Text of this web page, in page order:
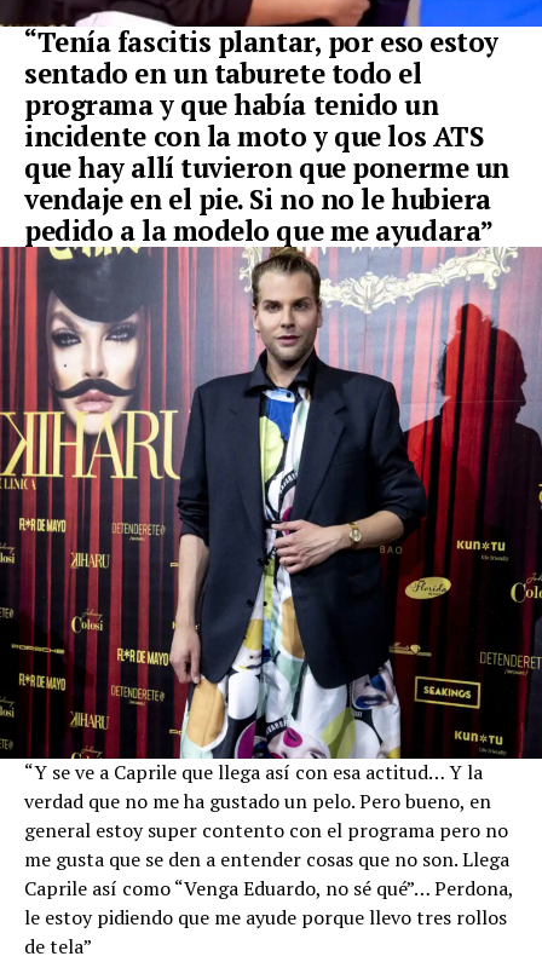
“Tenía fascitis plantar, por eso estoy
sentado en un taburete todo el
programa y que había tenido un
incidente con la moto y que los ATS
que hay allí tuvieron que ponerme un
vendaje en el pie. Si no no le hubiera
pedido a la modelo que me ayudara”
“Y se ve a Caprile que llega así con esa actitud… Y la
verdad que no me ha gustado un pelo. Pero bueno, en
general estoy super contento con el programa pero no
me gusta que se den a entender cosas que no son. Llega
Caprile así como “Venga Eduardo, no sé qué”… Perdona,
le estoy pidiendo que me ayude porque llevo tres rollos
de tela”